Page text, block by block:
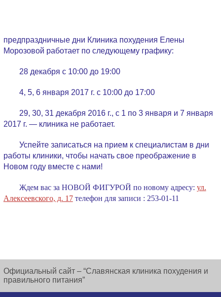
предпраздничные дни Клиника похудения Елены
Морозовой работает по следующему графику:
28 декабря с 10:00 до 19:00
4, 5, 6 января 2017 г. с 10:00 до 17:00
29, 30, 31 декабря 2016 г., с 1 по 3 января и 7 января
2017 г. — клиника не работает.
Успейте записаться на прием к специалистам в дни
работы клиники, чтобы начать свое преображение в
Новом году вместе с нами!
Ждем вас за НОВОЙ ФИГУРОЙ по новому адресу: ул.
Алексеевского, д. 17телефон для записи : 253-01-11
Официальный сайт – “Славянская клиника похудения и
правильного питания”